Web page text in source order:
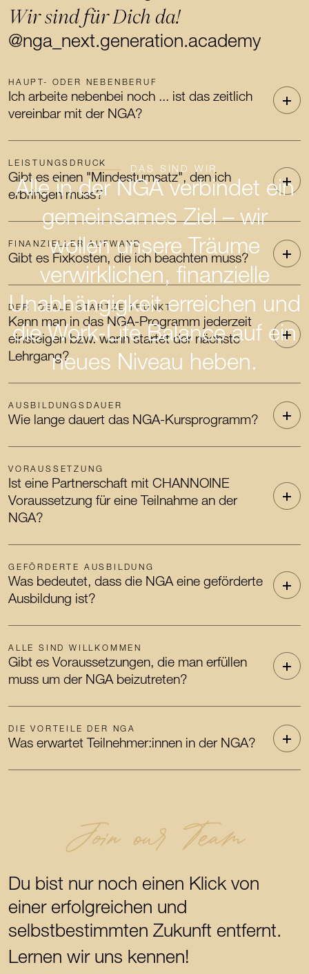
DAS SIND WIR
Alle in der NGA verbindet ein
gemeinsames Ziel – wir
wollen unsere Träume
verwirklichen, finanzielle
Unabhängigkeit erreichen und
die Work-Life Balance auf ein
neues Niveau heben.
Wir sind für Dich da!
@nga_next.generation.academy
HAUPT- ODER NEBENBERUF
Ich arbeite nebenbei noch ... ist das zeitlich
vereinbar mit der NGA?
LEISTUNGSDRUCK
Gibt es einen "Mindestumsatz", den ich
erbringen muss?
FINANZIELLER AUFWAND
Gibt es Fixkosten, die ich beachten muss?
DER IDEALE STARTZEITPUNKT
Kann man in das NGA-Programm jederzeit
einsteigen bzw. wann startet der nächste
Lehrgang?
AUSBILDUNGSDAUER
Wie lange dauert das NGA-Kursprogramm?
VORAUSSETZUNG
Ist eine Partnerschaft mit CHANNOINE
Voraussetzung für eine Teilnahme an der
NGA?
GEFÖRDERTE AUSBILDUNG
Was bedeutet, dass die NGA eine geförderte
Ausbildung ist?
ALLE SIND WILLKOMMEN
Gibt es Voraussetzungen, die man erfüllen
muss um der NGA beizutreten?
DIE VORTEILE DER NGA
Was erwartet Teilnehmer:innen in der NGA?
Join our Team
Du bist nur noch einen Klick von
einer erfolgreichen und
selbstbestimmten Zukunft entfernt.
Lernen wir uns kennen!